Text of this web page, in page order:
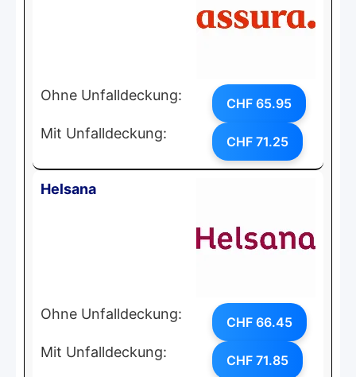
Ohne Unfalldeckung: CHF 65.95
Mit Unfalldeckung: CHF 71.25
Helsana
Ohne Unfalldeckung: CHF 66.45
Mit Unfalldeckung: CHF 71.85